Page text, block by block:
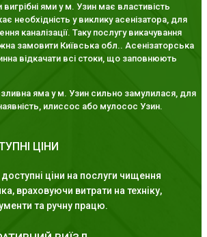
ями у м. Узин має властивість
необхідність у виклику асенізатора, для
каналізації. Таку послугу викачування
замовити Київська обл.. Асенізаторська
відкачати всі стоки, що заповнюють
яма у м. Узин сильно замулилася, для
илиссос або мулосос Узин.
ЦІНИ
ціни на послуги чищення
враховуючи витрати на техніку,
та ручну працю.